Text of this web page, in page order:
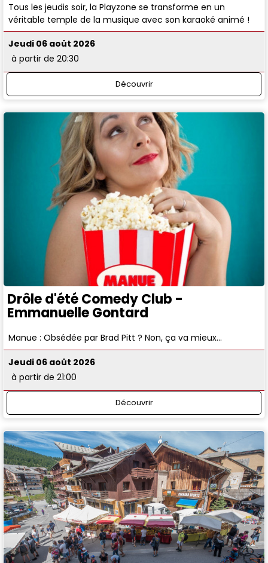
Tous les jeudis soir, la Playzone se transforme en un
véritable temple de la musique avec son karaoké animé !
Jeudi 06 août 2026
à partir de 20:30
Découvrir
Drôle d'été Comedy Club -
Emmanuelle Gontard
Manue : Obsédée par Brad Pitt ? Non, ça va mieux…
Jeudi 06 août 2026
à partir de 21:00
Découvrir